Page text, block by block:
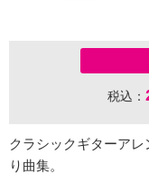
税込：
クラシックギターア
り曲集。